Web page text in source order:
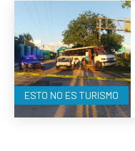
ESTO NO ES TURISMO